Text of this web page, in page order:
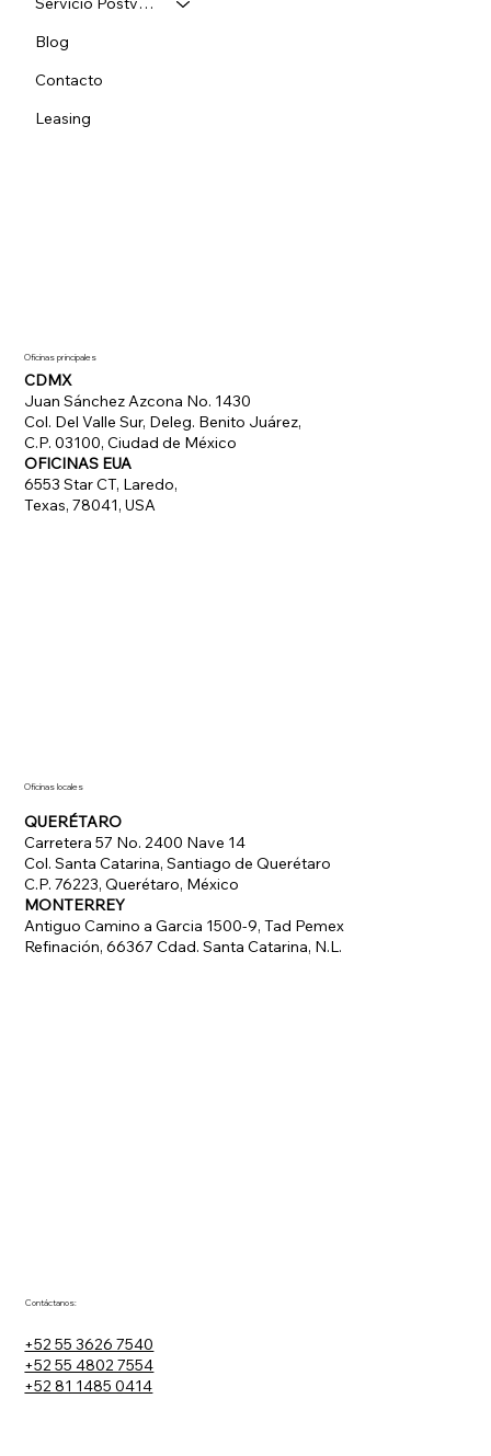
Blog
Contacto
Leasing
Oficinas principales
CDMX
Juan Sánchez Azcona No. 1430
Col. Del Valle Sur, Deleg. Benito Juárez,
C.P. 03100, Ciudad de México
OFICINAS EUA
6553 Star CT, Laredo,
Texas, 78041, USA
Contáctanos:
+52 55 3626 7540
+52 81 1485 0414
+52 55 4802 7554
Oficinas locales
QUERÉTARO
Carretera 57 No. 2400 Nave 14
Col. Santa Catarina, Santiago de Querétaro
C.P. 76223, Querétaro, México
MONTERREY
Antiguo Camino a Garcia 1500-9, Tad Pemex
Refinación, 66367 Cdad. Santa Catarina, N.L.